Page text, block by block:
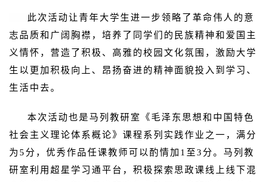
此次活动让青年大学生进一步领略了革命伟人的意
志品质和广阔胸襟，培养了同学们的民族精神和爱国主
义情怀，营造了积极、高雅的校园文化氛围，激励大学
生以更加积极向上、昂扬奋进的精神面貌投入到学习、
生活中去。
本次活动也是马列教研室《毛泽东思想和中国特色
社会主义理论体系概论》课程系列实践作业之一，满分
为5分，优秀作品任课教师可以酌情加1至3分。马列教
研室利用超星学习通平台，积极探索思政课线上线下混